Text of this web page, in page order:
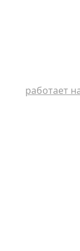
работает